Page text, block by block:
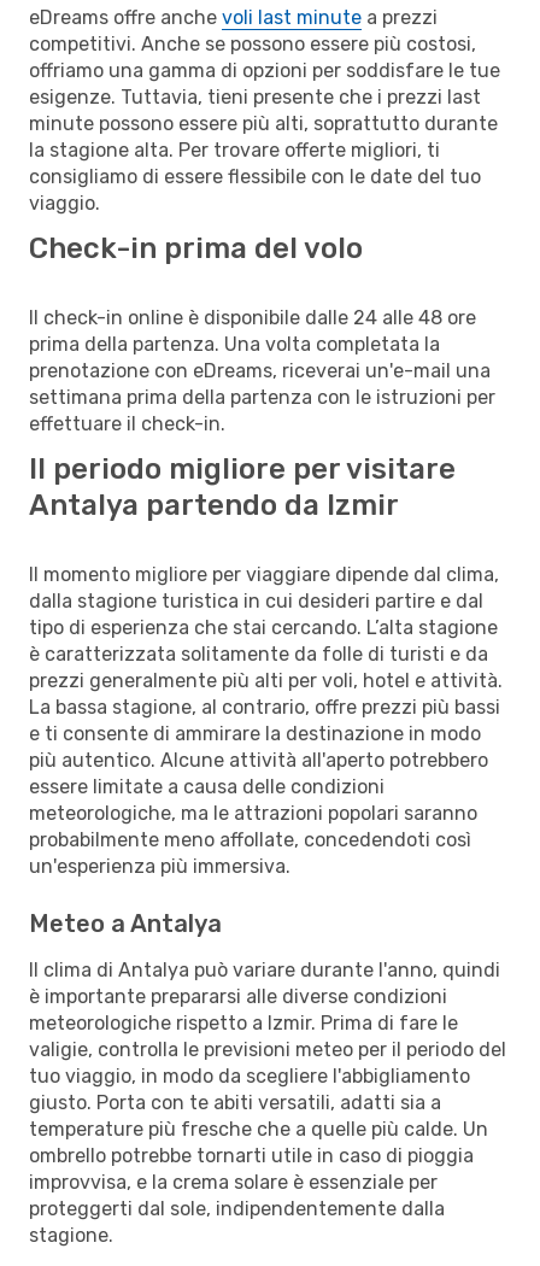
eDreams offre anche voli last minute a prezzi
competitivi. Anche se possono essere più costosi,
offriamo una gamma di opzioni per soddisfare le tue
esigenze. Tuttavia, tieni presente che i prezzi last
minute possono essere più alti, soprattutto durante
la stagione alta. Per trovare offerte migliori, ti
consigliamo di essere flessibile con le date del tuo
viaggio.
Check-in prima del volo
Il check-in online è disponibile dalle 24 alle 48 ore
prima della partenza. Una volta completata la
prenotazione con eDreams, riceverai un'e-mail una
settimana prima della partenza con le istruzioni per
effettuare il check-in.
Il periodo migliore per visitare
Antalya partendo da Izmir
Il momento migliore per viaggiare dipende dal clima,
dalla stagione turistica in cui desideri partire e dal
tipo di esperienza che stai cercando. L’alta stagione
è caratterizzata solitamente da folle di turisti e da
prezzi generalmente più alti per voli, hotel e attività.
La bassa stagione, al contrario, offre prezzi più bassi
e ti consente di ammirare la destinazione in modo
più autentico. Alcune attività all'aperto potrebbero
essere limitate a causa delle condizioni
meteorologiche, ma le attrazioni popolari saranno
probabilmente meno affollate, concedendoti così
un'esperienza più immersiva.
Meteo a Antalya
Il clima di Antalya può variare durante l'anno, quindi
è importante prepararsi alle diverse condizioni
meteorologiche rispetto a Izmir. Prima di fare le
valigie, controlla le previsioni meteo per il periodo del
tuo viaggio, in modo da scegliere l'abbigliamento
giusto. Porta con te abiti versatili, adatti sia a
temperature più fresche che a quelle più calde. Un
ombrello potrebbe tornarti utile in caso di pioggia
improvvisa, e la crema solare è essenziale per
proteggerti dal sole, indipendentemente dalla
stagione.